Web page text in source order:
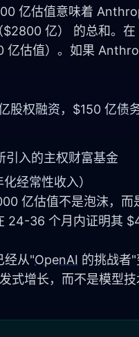
亿估值意味着
亿） 的总和。在
亿估值）。如果
权融资，$150 亿债
引入的主权财富基金
经常性收入）
亿估值不是泡沫，而
36 个月内证明其
经从"OpenAI 的挑战者
式增长，而不是模型